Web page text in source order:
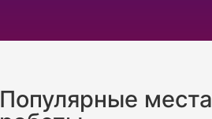
Популярные места